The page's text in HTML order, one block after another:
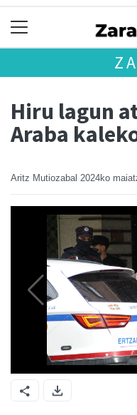
Hiru lagun
Araba
Aritz Mutiozabal 2024ko